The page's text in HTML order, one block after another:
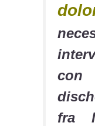
con
fra